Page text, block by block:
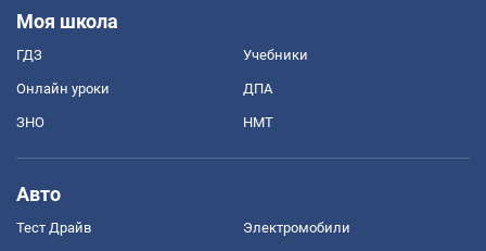
Моя школа
ГДЗ Учебники
Онлайн уроки ДПА
ЗНО НМТ
Авто
Тест Драйв Электромобили